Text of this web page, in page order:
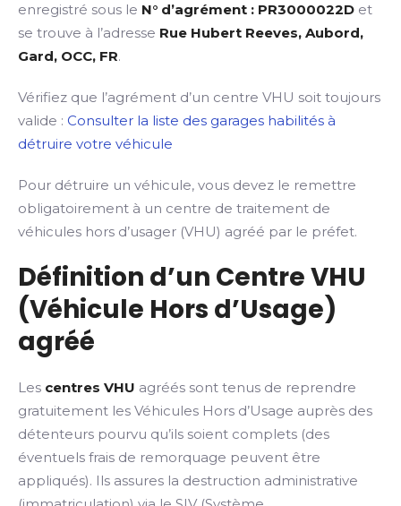
enregistré sous le N° d’agrément : PR3000022D et
se trouve à l’adresse Rue Hubert Reeves, Aubord,
Gard, OCC, FR.
Vérifiez que l’agrément d’un centre VHU soit toujours
valide : Consulter la liste des garages habilités à
détruire votre véhicule
Pour détruire un véhicule, vous devez le remettre
obligatoirement à un centre de traitement de
véhicules hors d’usager (VHU) agréé par le préfet.
Définition d’un Centre VHU
(Véhicule Hors d’Usage)
agréé
Les centres VHU agréés sont tenus de reprendre
gratuitement les Véhicules Hors d’Usage auprès des
détenteurs pourvu qu’ils soient complets (des
éventuels frais de remorquage peuvent être
appliqués). Ils assures la destruction administrative